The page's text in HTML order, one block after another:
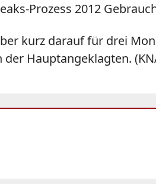
Prozess 2012
kurz darauf für drei
Hauptangeklagten.